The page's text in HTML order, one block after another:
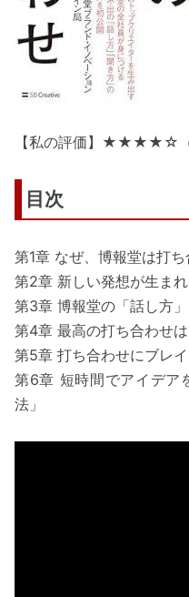
【私の評価】★★★★☆（
目次
第1章 なぜ、博報堂は打
第2章 新しい発想が生ま
第3章 博報堂の「話し方
第4章 最高の打ち合わせ
第5章 打ち合わせにブレ
第6章 短時間でアイデア
法」